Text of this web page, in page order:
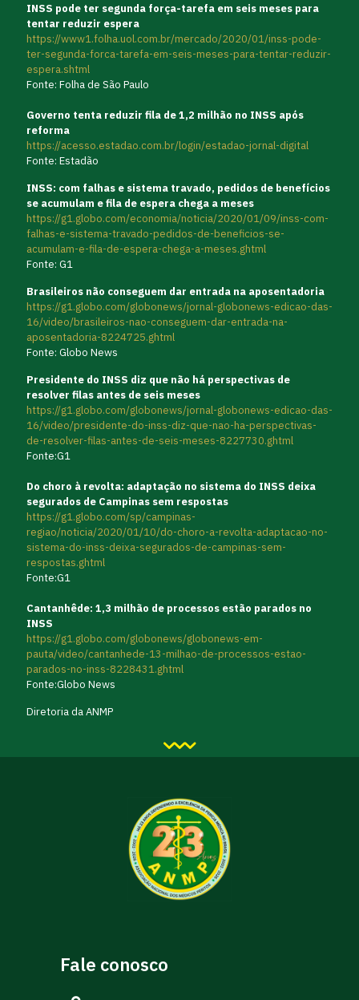
INSS pode ter segunda força-tarefa em seis meses para
tentar reduzir espera
https://www1.folha.uol.com.br/mercado/2020/01/inss-pode-
ter-segunda-forca-tarefa-em-seis-meses-para-tentar-reduzir-
espera.shtml
Fonte: Folha de São Paulo
Governo tenta reduzir fila de 1,2 milhão no INSS após
reforma
https://acesso.estadao.com.br/login/estadao-jornal-digital
Fonte: Estadão
INSS: com falhas e sistema travado, pedidos de benefícios
se acumulam e fila de espera chega a meses
https://g1.globo.com/economia/noticia/2020/01/09/inss-com-
falhas-e-sistema-travado-pedidos-de-beneficios-se-
acumulam-e-fila-de-espera-chega-a-meses.ghtml
Fonte: G1
Brasileiros não conseguem dar entrada na aposentadoria
https://g1.globo.com/globonews/jornal-globonews-edicao-das-
16/video/brasileiros-nao-conseguem-dar-entrada-na-
aposentadoria-8224725.ghtml
Fonte: Globo News
Presidente do INSS diz que não há perspectivas de
resolver filas antes de seis meses
https://g1.globo.com/globonews/jornal-globonews-edicao-das-
16/video/presidente-do-inss-diz-que-nao-ha-perspectivas-
de-resolver-filas-antes-de-seis-meses-8227730.ghtml
Fonte:G1
Do choro à revolta: adaptação no sistema do INSS deixa
segurados de Campinas sem respostas
https://g1.globo.com/sp/campinas-
regiao/noticia/2020/01/10/do-choro-a-revolta-adaptacao-no-
sistema-do-inss-deixa-segurados-de-campinas-sem-
respostas.ghtml
Fonte:G1
Cantanhêde: 1,3 milhão de processos estão parados no
INSS
https://g1.globo.com/globonews/globonews-em-
pauta/video/cantanhede-13-milhao-de-processos-estao-
parados-no-inss-8228431.ghtml
Fonte:Globo News
Diretoria da ANMP
Fale conosco